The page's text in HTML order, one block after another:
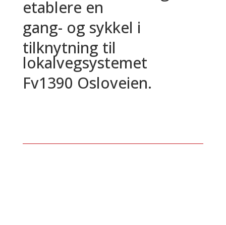
etablere en
gang- og sykkel i
tilknytning til
lokalvegsystemet
Fv1390 Osloveien.